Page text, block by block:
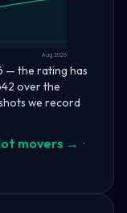
Aug 2026
— the rating has
over the
we record
movers → ·